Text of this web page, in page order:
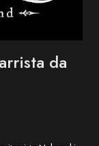
da